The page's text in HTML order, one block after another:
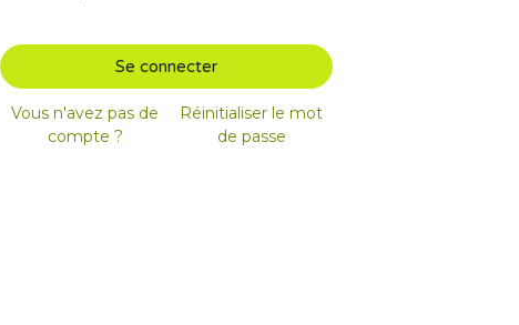
Se connecter
Vous n'avez pas de
compte ?
Réinitialiser le mot
de passe